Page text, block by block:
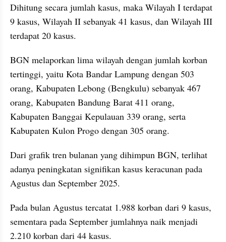
Dihitung secara jumlah kasus, maka Wilayah I terdapat
9 kasus, Wilayah II sebanyak 41 kasus, dan Wilayah III
terdapat 20 kasus.
BGN melaporkan lima wilayah dengan jumlah korban
tertinggi, yaitu Kota Bandar Lampung dengan 503
orang, Kabupaten Lebong (Bengkulu) sebanyak 467
orang, Kabupaten Bandung Barat 411 orang,
Kabupaten Banggai Kepulauan 339 orang, serta
Kabupaten Kulon Progo dengan 305 orang.
Dari grafik tren bulanan yang dihimpun BGN, terlihat
adanya peningkatan signifikan kasus keracunan pada
Agustus dan September 2025.
Pada bulan Agustus tercatat 1.988 korban dari 9 kasus,
sementara pada September jumlahnya naik menjadi
2.210 korban dari 44 kasus.